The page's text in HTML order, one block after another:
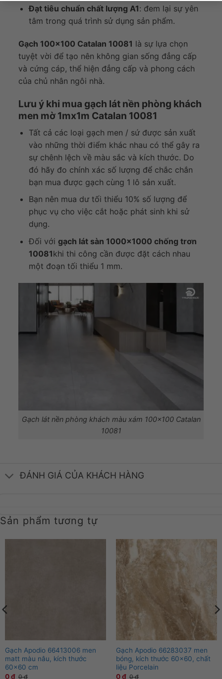
Đạt tiêu chuẩn chất lượng A1: đem lại sự yên
tâm trong quá trình sử dụng sản phẩm.
Gạch 100×100 Catalan 10081 là sự lựa chọn
tuyệt vời để tạo nên không gian sống đẳng cấp
và cứng cáp, thể hiện đẳng cấp và phong cách
của chủ nhân ngôi nhà.
Lưu ý khi mua gạch lát nền phòng khách
men mờ 1mx1m Catalan 10081
Tất cả các loại gạch men / sứ được sản xuất
vào những thời điểm khác nhau có thể gây ra
sự chênh lệch về màu sắc và kích thước. Do
đó hãy đo chính xác số lượng để chắc chắn
bạn mua được gạch cùng 1 lô sản xuất.
Bạn nên mua dư tối thiểu 10% số lượng để
phục vụ cho việc cắt hoặc phát sinh khi sử
dụng.
Đối với gạch lát sàn 1000×1000 chống trơn
10081khi thi công cần được đặt cách nhau
một đoạn tối thiểu 1 mm.
Gạch lát nền phòng khách màu xám 100×100 Catalan
10081
ĐÁNH GIÁ CỦA KHÁCH HÀNG
Sản phẩm tương tự
Gạch Apodio 66413006 men
matt màu nâu, kích thước
60×60 cm
0₫ 0₫
Gạch Apodio 66283037 men
bóng, kích thước 60×60, chất
liệu Porcelain
0₫ 0₫